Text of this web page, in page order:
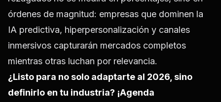
órdenes de magnitud: empresas que dominen la
IA predictiva, hiperpersonalización y canales
inmersivos capturarán mercados completos
mientras otras luchan por relevancia.
¿Listo para no solo adaptarte al 2026, sino
definirlo en tu industria? ¡Agenda